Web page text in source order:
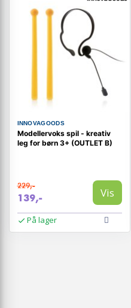
INNOVAGOODS
Modellervoks spil - kreativ
leg for børn 3+ (OUTLET B)
229,-
139,- Vis
På lager